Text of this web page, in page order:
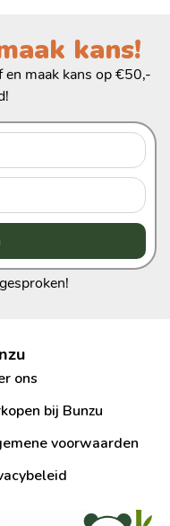
kans!
maak kans op €50,-
ons
bij Bunzu
voorwaarden